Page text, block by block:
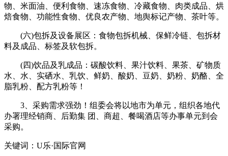
物、米面油、便利食物、速冻食物、冷藏食物、肉类成品、烘
焙食物、功能性食物、优良农产物、地舆标记产物、茶叶等。
(六)包拆及设备展区：食物包拆机械、保鲜冷链、包拆材
料及成品、标签及软包拆。
(四)饮品及乳成品：碳酸饮料、果汁饮料、果茶、矿物质
水、水、实硒水、乳饮、鲜奶、酸奶、豆奶、奶粉、奶酪、全
脂乳粉、配方乳粉等！
3、采购需求强劲！组委会将以地市为单元，组织各地代
办署理经销商、后勤集 团、商超、餐喝酒店等办事单元到会
采购。
关键词：U乐·国际官网